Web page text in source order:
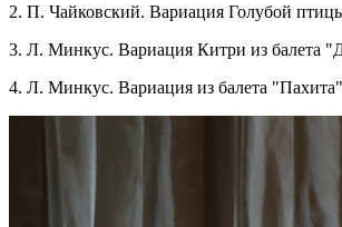
2. П. Чайковский. Вариация Голубой
3. Л. Минкус. Вариация Китри из балета
4. Л. Минкус. Вариация из балета